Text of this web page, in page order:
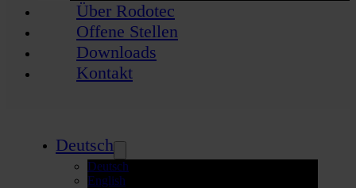
Über Rodotec
Offene Stellen
Downloads
Kontakt
Deutsch
Deutsch
English